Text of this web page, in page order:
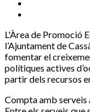
L'Àrea de Promoció
l’Ajuntament de
fomentar el
polítiques actives
partir dels recursos
Compta amb serveis